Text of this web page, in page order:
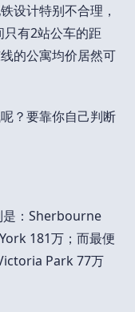
设计特别不合理，
有2站公车的距
的公寓均价居然可
？要靠你自己判断
是：Sherbourne
181万；而最便
Park 77万